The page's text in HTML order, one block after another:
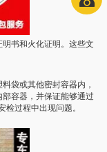
书和火化证明。这些文
袋或其他密封容器内，
容器，并保证能够通过
过程中出现问题。